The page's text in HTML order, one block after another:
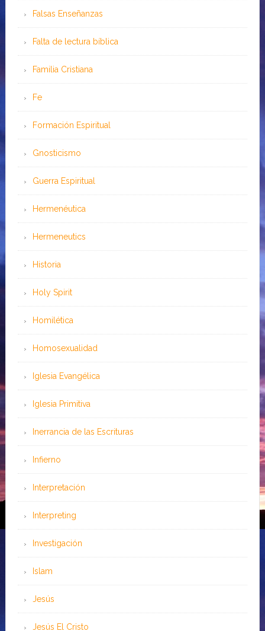
Falsas Enseñanzas
Falta de lectura bíblica
Familia Cristiana
Fe
Formación Espiritual
Gnosticismo
Guerra Espiritual
Hermenéutica
Hermeneutics
Historia
Holy Spirit
Homilética
Homosexualidad
Iglesia Evangélica
Iglesia Primitiva
Inerrancia de las Escrituras
Infierno
Interpretación
Interpreting
Investigación
Islam
Jesús
Jesús El Cristo